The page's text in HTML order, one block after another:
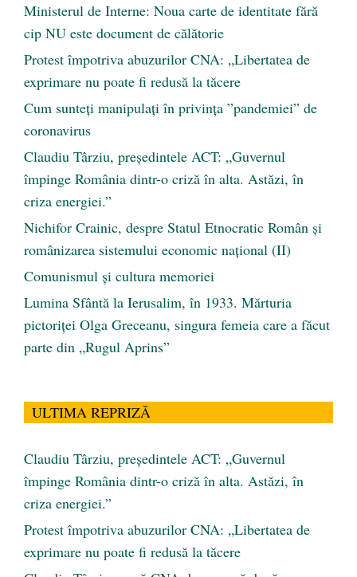
Ministerul de Interne: Noua carte de identitate fără
cip NU este document de călătorie
Protest împotriva abuzurilor CNA: „Libertatea de
exprimare nu poate fi redusă la tăcere
Cum sunteți manipulați în privința ”pandemiei” de
coronavirus
Claudiu Târziu, președintele ACT: „Guvernul
împinge România dintr-o criză în alta. Astăzi, în
criza energiei.”
Nichifor Crainic, despre Statul Etnocratic Român şi
românizarea sistemului economic naţional (II)
Comunismul şi cultura memoriei
Lumina Sfântă la Ierusalim, în 1933. Mărturia
pictoriței Olga Greceanu, singura femeia care a făcut
parte din „Rugul Aprins”
ULTIMA REPRIZĂ
Claudiu Târziu, președintele ACT: „Guvernul
împinge România dintr-o criză în alta. Astăzi, în
criza energiei.”
Protest împotriva abuzurilor CNA: „Libertatea de
exprimare nu poate fi redusă la tăcere